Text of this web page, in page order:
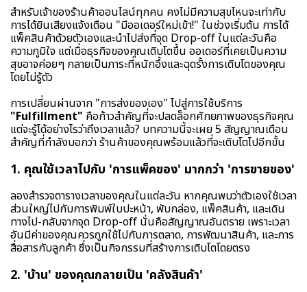
สำหรับเจ้าของร้านค้าออนไลน์ทุกคน คงไม่มีความสุขไหนจะเท่ากับ
การได้ยินเสียงแจ้งเตือน "มีออเดอร์ใหม่เข้า!" ในช่วงเริ่มต้น การได้
แพ็คสินค้าด้วยตัวเองและนำไปส่งที่จุด Drop-off ในแต่ละวันคือ
ความภูมิใจ แต่เมื่อธุรกิจของคุณเติบโตขึ้น ออเดอร์ที่เคยเป็นความ
สุขอาจค่อยๆ กลายเป็นภาระที่หนักอึ้งและฉุดรั้งการเติบโตของคุณ
โดยไม่รู้ตัว
การเปลี่ยนผ่านจาก "การส่งของเอง" ไปสู่การใช้บริการ
"Fulfillment" คือก้าวสำคัญที่จะปลดล็อกศักยภาพของธุรกิจคุณ
แต่จะรู้ได้อย่างไรว่าถึงเวลาแล้ว? บทความนี้จะเผย 5 สัญญาณเตือน
สำคัญที่กำลังบอกว่า ร้านค้าของคุณพร้อมแล้วที่จะเติบโตไปอีกขั้น
1. คุณใช้เวลาไปกับ 'การแพ็คของ' มากกว่า 'การขายของ'
ลองสำรวจตารางเวลาของคุณในแต่ละวัน หากคุณพบว่าตัวเองใช้เวลา
ส่วนใหญ่ไปกับการพิมพ์ใบปะหน้า, พับกล่อง, แพ็คสินค้า, และเดิน
ทางไป-กลับจากจุด Drop-off นั่นคือสัญญาณอันตราย เพราะเวลา
อันมีค่าของคุณควรถูกใช้ไปกับการตลาด, การพัฒนาสินค้า, และการ
สื่อสารกับลูกค้า ซึ่งเป็นกิจกรรมที่สร้างการเติบโตโดยตรง
2. 'บ้าน' ของคุณกลายเป็น 'คลังสินค้า'